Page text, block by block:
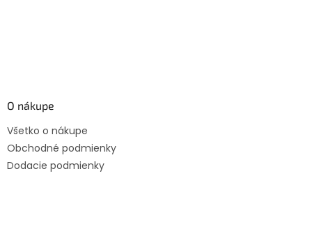
O nákupe
Všetko o nákupe
Obchodné podmienky
Dodacie podmienky